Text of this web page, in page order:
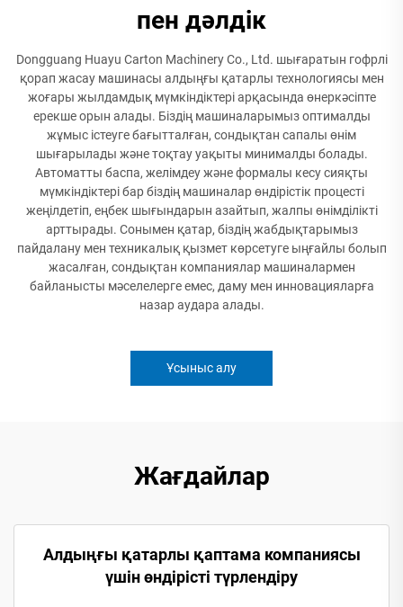
пен дәлдік
Dongguang Huayu Carton Machinery Co., Ltd. шығаратын гофрлі
қорап жасау машинасы алдыңғы қатарлы технологиясы мен
жоғары жылдамдық мүмкіндіктері арқасында өнеркәсіпте
ерекше орын алады. Біздің машиналарымыз оптималды
жұмыс істеуге бағытталған, сондықтан сапалы өнім
шығарылады және тоқтау уақыты минималды болады.
Автоматты баспа, желімдеу және формалы кесу сияқты
мүмкіндіктері бар біздің машиналар өндірістік процесті
жеңілдетіп, еңбек шығындарын азайтып, жалпы өнімділікті
арттырады. Сонымен қатар, біздің жабдықтарымыз
пайдалану мен техникалық қызмет көрсетуге ыңғайлы болып
жасалған, сондықтан компаниялар машиналармен
байланысты мәселелерге емес, даму мен инновацияларға
назар аудара алады.
Ұсыныс алу
Жағдайлар
Алдыңғы қатарлы қаптама компаниясы
үшін өндірісті түрлендіру